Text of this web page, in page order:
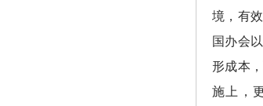
境，有
国办会
形成本
施上，